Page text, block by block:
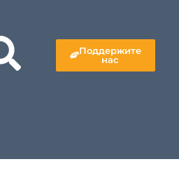
Поддержите
нас